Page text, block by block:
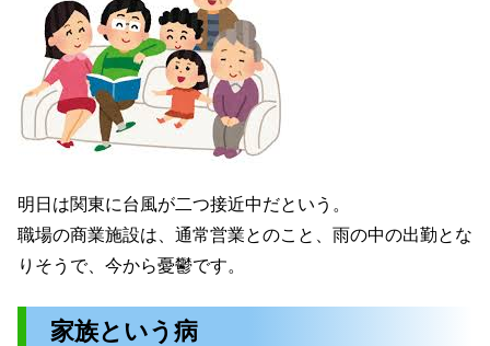
明日は関東に台風が二つ接近中だという。
職場の商業施設は、通常営業とのこと、雨の中の出勤とな
りそうで、今から憂鬱です。
家族という病